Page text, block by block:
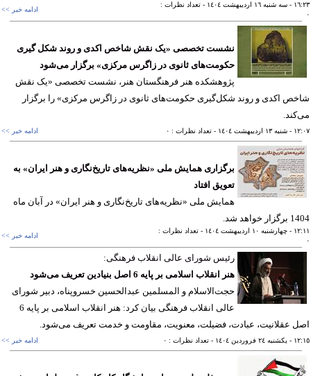
- سه شنبه ١٦ ارديبهشت ١٤٠٤ - تعداد نظرات :
ادامه خبر >>
نشست تخصصی «یک نقش شاخص اکدی و روند شکل گیری
حکومت‌های ثانوی در زاگرس مرکزی» برگزار می‌شود
پژوهشکده هنر فرهنگستان هنر، نشست تخصصی «یک نقش
اکدی و روند شکل‌گیری حکومت‌های ثانوی در زاگرس مرکزی» را برگزار
- شنبه ١٣ ارديبهشت ١٤٠٤ - تعداد نظرات : ٠ ادامه خبر >>
برگزاری همایش ملی «نظریه‌های تاریخ‌نگاری و هنر ایران» به
تعویق افتاد
همایش ملی «نظریه‌های تاریخ‌نگاری و هنر ایران» در آبان ماه
خواهد شد.
- چهارشنبه ١٠ ارديبهشت ١٤٠٤ - تعداد نظرات :
ادامه خبر >>
رئیس شورای عالی انقلاب فرهنگی:
هنر انقلاب اسلامی بر پایه 6 اصل بنیادین تعریف می‌شود
حجت‌الاسلام‌ و المسلمین عبدالحسین خسروپناه، دبیر شورای
عالی انقلاب فرهنگی بیان کرد: هنر انقلاب اسلامی بر پایه 6
عقلانیت، عبادت، فضیلت، معنویت، مقاومت و خدمت تعریف می‌شود.
- يکشنبه ٢٤ فروردين ١٤٠٤ - تعداد نظرات : ٠ ادامه خبر >>